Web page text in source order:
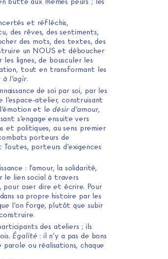
et réfléchis,
des rêves, des sentiments,
des mots, des textes, des
un NOUS et déboucher
lignes, de bousculer les
tout en transformant les
l’agir.
de soi par soi, par les
atelier, construisant
et le désir d’amour,
s’engage ensuite vers
et politiques, au sens premier
porteurs de
porteurs d’exigences
: l’amour, la solidarité,
le lien social à travers
pour oser dire et écrire. Pour
sa propre histoire par les
l’on forge, plutôt que subir
des ateliers ; ils
Égalité : il n’y a pas de bons
parole ou réalisations, chaque